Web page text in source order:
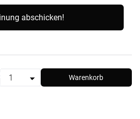
Warenkorb